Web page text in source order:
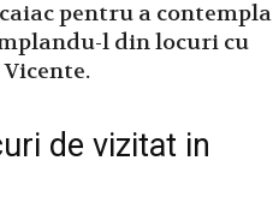
pentru a contempla
l din locuri cu
de vizitat in